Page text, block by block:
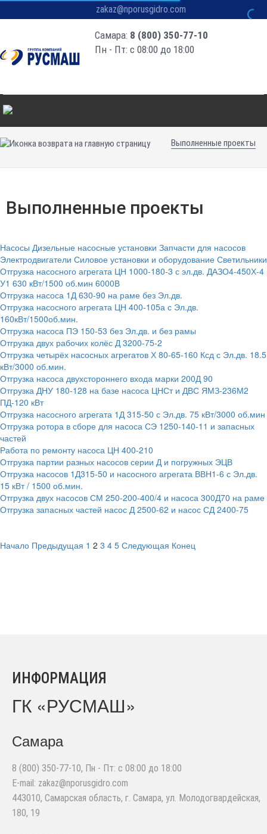
zakaz@nporusgidro.com
Самара: 8 (800) 350-77-10
Пн - Пт: с 08:00 до 18:00
Выполненные проекты
Выполненные проекты
Насосы Дизельные насосные установки Запчасти для насосов
Электродвигатели Силовое установки и оборудование Светильники
Отгрузка насосного агрегата ЦН 1000-180-3 с эл.дв. ДАЗО4-450Х-4
У1 630 кВт/1500 об.мин 6000В
Отгрузка насоса 1Д 630-90 на раме без Эл.дв.
Отгрузка насосного агрегата ЦН 400-105а с Эл.дв.
160кВт/1500об.мин.
Отгрузка насоса ПЭ 150-53 без Эл.дв. и без рамы
Отгрузка двух рабочих колёс Д 3200-75-2
Отгрузка четырёх насосных агрегатов Х 80-65-160 Ксд с Эл.дв. 18.5
кВт/3000 об.мин.
Отгрузка насоса двухстороннего входа марки 200Д 90
Отгрузка ДНУ 180-128 на базе насоса ЦНСт и ДВС ЯМЗ-236М2
ПД-120 кВт
Отгрузка насосного агрегата 1Д 315-50 с Эл.дв. 75 кВт/3000 об.мин
Отгрузка ротора в сборе для насоса СЭ 1250-140-11 и запасных
частей
Работа по ремонту насоса ЦН 400-210
Отгрузка партии разных насосов серии Д и погружных ЭЦВ
Отгрузка насосов 1Д315-50 и насосного агрегата ВВН1-6 с Эл.дв.
15 кВт / 1500 об.мин.
Отгрузка двух насосов СМ 250-200-400/4 и насоса 300Д70 на раме
Отгрузка запасных частей насос Д 2500-62 и насос СД 2400-75
Начало Предыдущая 1 2 3 4 5 Следующая Конец
ИНФОРМАЦИЯ
ГК «РУСМАШ»
Самара
8 (800) 350-77-10, Пн - Пт: с 08:00 до 18:00
E-mail: zakaz@nporusgidro.com
443010, Самарская область, г. Самара, ул. Молодогвардейская,
180, 19